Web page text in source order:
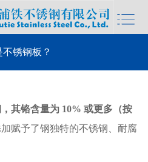

锈钢板？
其铬含量为 10% 或更多（按
赋予了钢独特的不锈钢、耐腐